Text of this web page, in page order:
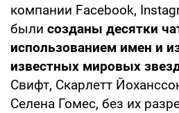
компании Facebook,
были созданы десятки
использованием имен и
известных мировых
Свифт, Скарлетт
Селена Гомес, без их